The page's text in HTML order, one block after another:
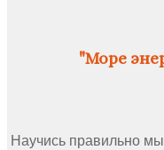
"Море
Научись правильно